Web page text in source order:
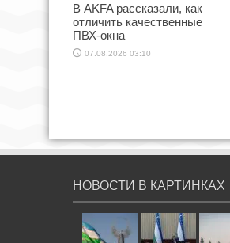
В AKFA рассказали, как
отличить качественные
ПВХ-окна
07.08.2026 03:10
НОВОСТИ В КАРТИНКАХ